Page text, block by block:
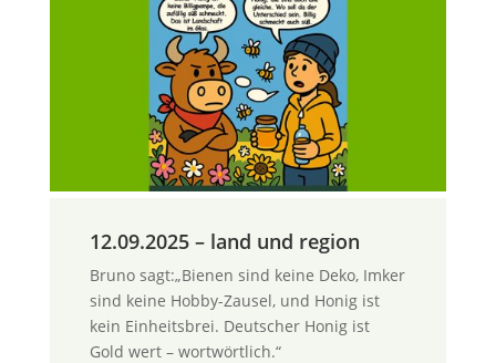
12.09.2025 – land und region
Bruno sagt:„Bienen sind keine Deko, Imker
sind keine Hobby-Zausel, und Honig ist
kein Einheitsbrei. Deutscher Honig ist
Gold wert – wortwörtlich.“